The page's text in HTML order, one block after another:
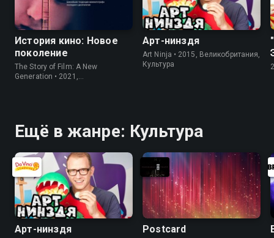
История кино: Новое
поколение
The Story of Film: A New
Generation • 2021,
Арт-нинздя
Art Ninja • 2015, Великобритания,
Культура
Ещё в жанре: Культура
Арт-нинздя Postcard